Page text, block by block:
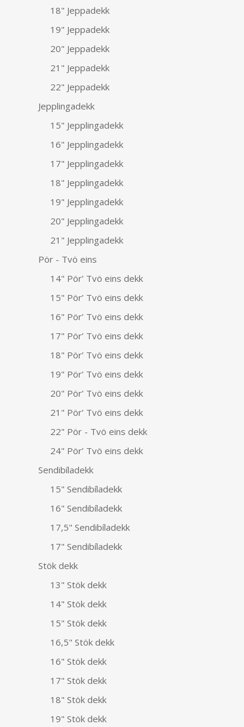
18" Jeppadekk
19" Jeppadekk
20" Jeppadekk
21" Jeppadekk
22" Jeppadekk
Jepplingadekk
15" Jepplingadekk
16" Jepplingadekk
17" Jepplingadekk
18" Jepplingadekk
19" Jepplingadekk
20" Jepplingadekk
21" Jepplingadekk
Pör - Tvö eins
14" Pör’ Tvö eins dekk
15" Pör’ Tvö eins dekk
16" Pör’ Tvö eins dekk
17" Pör’ Tvö eins dekk
18" Pör’ Tvö eins dekk
19" Pör’ Tvö eins dekk
20" Pör’ Tvö eins dekk
21" Pör’ Tvö eins dekk
22" Pör - Tvö eins dekk
24" Pör’ Tvö eins dekk
Sendibíladekk
15" Sendibíladekk
16" Sendibíladekk
17,5" Sendibíladekk
17" Sendibíladekk
Stök dekk
13" Stök dekk
14" Stök dekk
15" Stök dekk
16,5" Stök dekk
16" Stök dekk
17" Stök dekk
18" Stök dekk
19" Stök dekk